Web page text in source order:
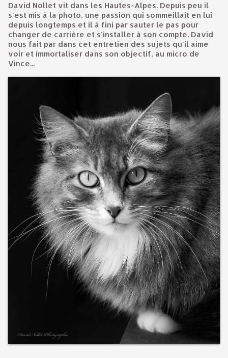
David Nollet vit dans les Hautes-Alpes. Depuis peu il
s'est mis à la photo, une passion qui sommeillait en lui
depuis longtemps et il à fini par sauter le pas pour
changer de carrière et s'installer à son compte. David
nous fait par dans cet entretien des sujets qu'il aime
voir et immortaliser dans son objectif, au micro de
Vince...